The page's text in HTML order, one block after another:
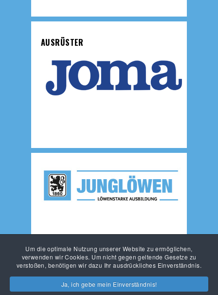
Um die optimale Nutzung unserer Website zu ermöglichen,
verwenden wir Cookies. Um nicht gegen geltende Gesetze zu
verstoßen, benötigen wir dazu Ihr ausdrückliches Einverständnis.
Ja, ich gebe mein Einverständnis!
AUSRÜSTER